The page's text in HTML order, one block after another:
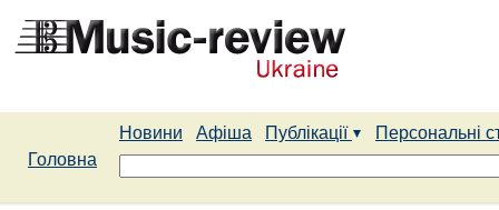
Новини Афіша Публікації
Персональні
Головна